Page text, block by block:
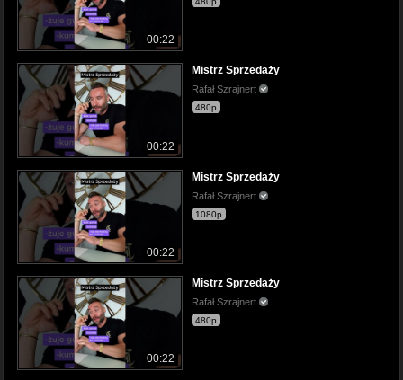
00:22
00:22
Mistrz Sprzedaży
Rafał Szrajnert
480p
00:22
Mistrz Sprzedaży
Rafał Szrajnert
1080p
00:22
Mistrz Sprzedaży
Rafał Szrajnert
480p